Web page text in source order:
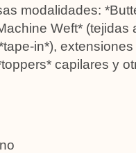
modalidades:
Weft* (tejidas
in*),
capilares y